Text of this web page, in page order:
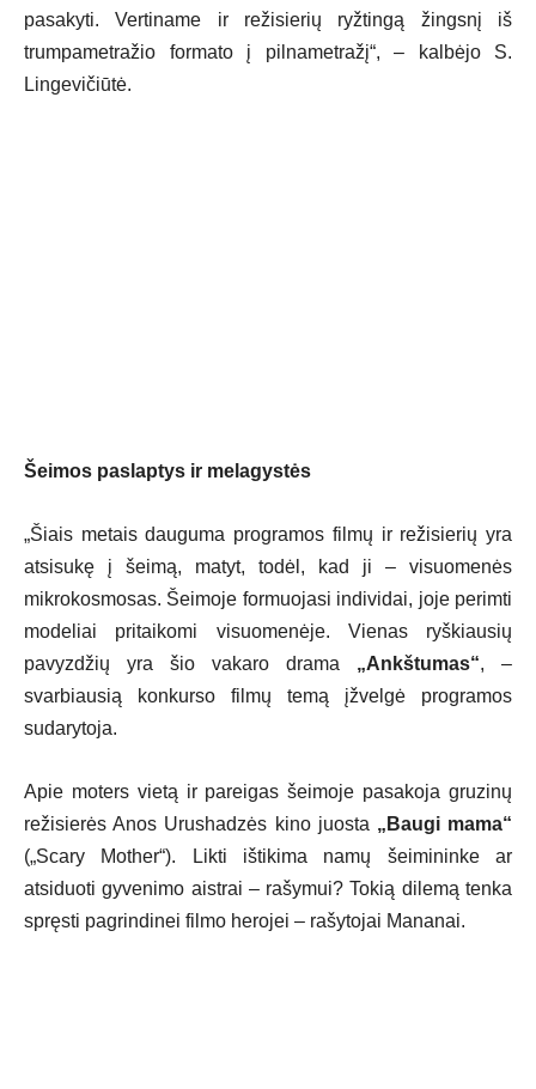
pasakyti. Vertiname ir režisierių ryžtingą žingsnį iš
trumpametražio formato į pilnametražį“, – kalbėjo S.
Lingevičiūtė.
Šeimos paslaptys ir melagystės
„Šiais metais dauguma programos filmų ir režisierių yra
atsisukę į šeimą, matyt, todėl, kad ji – visuomenės
mikrokosmosas. Šeimoje formuojasi individai, joje perimti
modeliai pritaikomi visuomenėje. Vienas ryškiausių
pavyzdžių yra šio vakaro drama „Ankštumas“, –
svarbiausią konkurso filmų temą įžvelgė programos
sudarytoja.
Apie moters vietą ir pareigas šeimoje pasakoja gruzinų
režisierės Anos Urushadzės kino juosta „Baugi mama“
(„Scary Mother“). Likti ištikima namų šeimininke ar
atsiduoti gyvenimo aistrai – rašymui? Tokią dilemą tenka
spręsti pagrindinei filmo herojei – rašytojai Mananai.